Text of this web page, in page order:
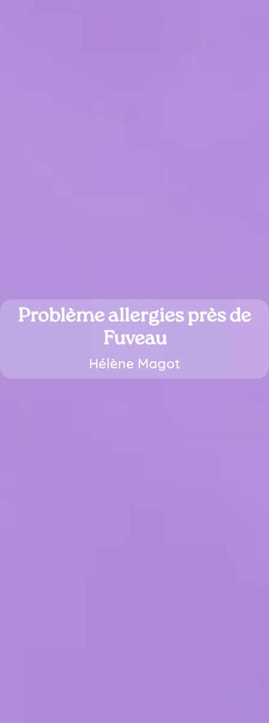
Problème allergies près de
Fuveau
Hélène Magot